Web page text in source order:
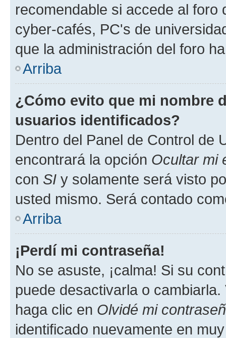
recomendable si accede al foro
cyber-cafés, PC's de
que la administración del foro
Arriba
¿Cómo evito que mi nombre
usuarios identificados?
Dentro del Panel de Control de
encontrará la opción Ocultar mi
con SI y solamente será visto
usted mismo. Será contado
Arriba
¡Perdí mi contraseña!
No se asuste, ¡calma! Si su
puede desactivarla o
haga clic en Olvidé mi
identificado nuevamente en